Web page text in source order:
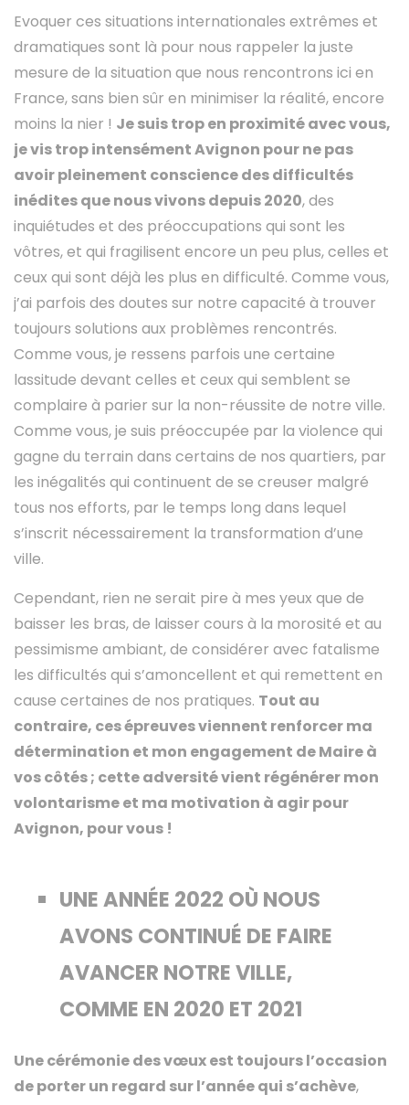
Evoquer ces situations internationales extrêmes et
dramatiques sont là pour nous rappeler la juste
mesure de la situation que nous rencontrons ici en
France, sans bien sûr en minimiser la réalité, encore
moins la nier ! Je suis trop en proximité avec vous,
je vis trop intensément Avignon pour ne pas
avoir pleinement conscience des difficultés
inédites que nous vivons depuis 2020, des
inquiétudes et des préoccupations qui sont les
vôtres, et qui fragilisent encore un peu plus, celles et
ceux qui sont déjà les plus en difficulté. Comme vous,
j’ai parfois des doutes sur notre capacité à trouver
toujours solutions aux problèmes rencontrés.
Comme vous, je ressens parfois une certaine
lassitude devant celles et ceux qui semblent se
complaire à parier sur la non-réussite de notre ville.
Comme vous, je suis préoccupée par la violence qui
gagne du terrain dans certains de nos quartiers, par
les inégalités qui continuent de se creuser malgré
tous nos efforts, par le temps long dans lequel
s’inscrit nécessairement la transformation d’une
ville.
Cependant, rien ne serait pire à mes yeux que de
baisser les bras, de laisser cours à la morosité et au
pessimisme ambiant, de considérer avec fatalisme
les difficultés qui s’amoncellent et qui remettent en
cause certaines de nos pratiques. Tout au
contraire, ces épreuves viennent renforcer ma
détermination et mon engagement de Maire à
vos côtés ; cette adversité vient régénérer mon
volontarisme et ma motivation à agir pour
Avignon, pour vous !
UNE ANNÉE 2022 OÙ NOUS
AVONS CONTINUÉ DE FAIRE
AVANCER NOTRE VILLE,
COMME EN 2020 ET 2021
Une cérémonie des vœux est toujours l’occasion
de porter un regard sur l’année qui s’achève,